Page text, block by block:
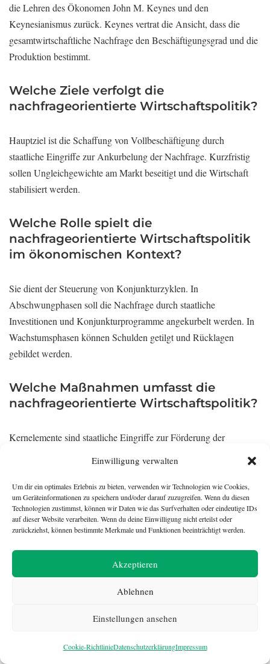
Einwilligung verwalten
Um dir ein optimales Erlebnis zu bieten, verwenden wir Technologien wie Cookies,
um Geräteinformationen zu speichern und/oder darauf zuzugreifen. Wenn du diesen
Technologien zustimmst, können wir Daten wie das Surfverhalten oder eindeutige IDs
auf dieser Website verarbeiten. Wenn du deine Einwilligung nicht erteilst oder
zurückziehst, können bestimmte Merkmale und Funktionen beeinträchtigt werden.
Akzeptieren
Ablehnen
Einstellungen ansehen
Cookie-RichtlinieDatenschutzerklärungImpressum
die Lehren des Ökonomen John M. Keynes und den
Keynesianismus zurück. Keynes vertrat die Ansicht, dass die
gesamtwirtschaftliche Nachfrage den Beschäftigungsgrad und die
Produktion bestimmt.
Welche Ziele verfolgt die
nachfrageorientierte Wirtschaftspolitik?
Hauptziel ist die Schaffung von Vollbeschäftigung durch
staatliche Eingriffe zur Ankurbelung der Nachfrage. Kurzfristig
sollen Ungleichgewichte am Markt beseitigt und die Wirtschaft
stabilisiert werden.
Welche Rolle spielt die
nachfrageorientierte Wirtschaftspolitik
im ökonomischen Kontext?
Sie dient der Steuerung von Konjunkturzyklen. In
Abschwungphasen soll die Nachfrage durch staatliche
Investitionen und Konjunkturprogramme angekurbelt werden. In
Wachstumsphasen können Schulden getilgt und Rücklagen
gebildet werden.
Welche Maßnahmen umfasst die
nachfrageorientierte Wirtschaftspolitik?
Kernelemente sind staatliche Eingriffe zur Förderung der
Steuersenkungen, Investitionsförderung, Infrastrukturinvestitionen
und Konsumanreize. Ziel ist es, die Konsumausgaben
anzukurbeln.
Was sind Herausforderungen bei der
Umsetzung?
Schwierigkeiten liegen in der richtigen Einschätzung des
einer präzisen Abstimmung des staatlichen Eingriffs. Die